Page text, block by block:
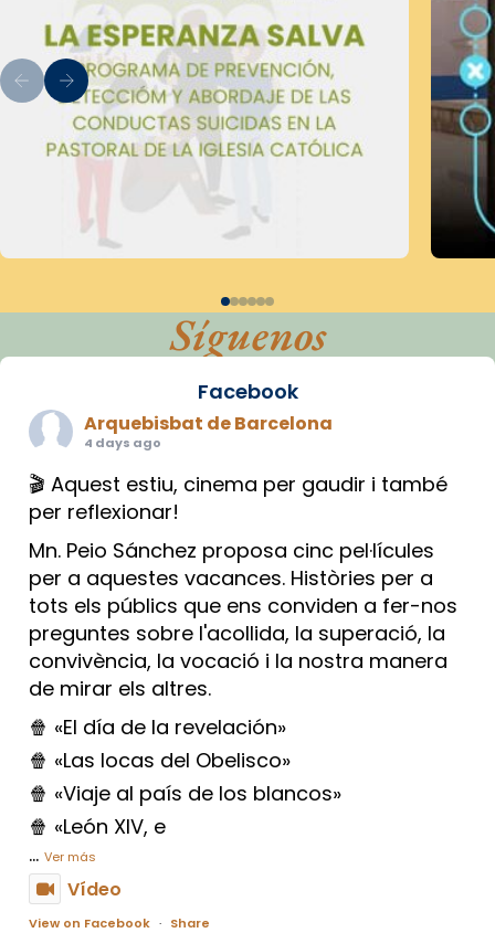
Síguenos
Facebook
Arquebisbat de Barcelona
4 days ago
🎬 Aquest estiu, cinema per gaudir i també
per reflexionar!
Mn. Peio Sánchez proposa cinc pel·lícules
per a aquestes vacances. Històries per a
tots els públics que ens conviden a fer-nos
preguntes sobre l'acollida, la superació, la
convivència, la vocació i la nostra manera
de mirar els altres.
🍿 «El día de la revelación»
🍿 «Las locas del Obelisco»
🍿 «Viaje al país de los blancos»
🍿 «León XIV, e
... Ver más
Vídeo
View on Facebook · Share